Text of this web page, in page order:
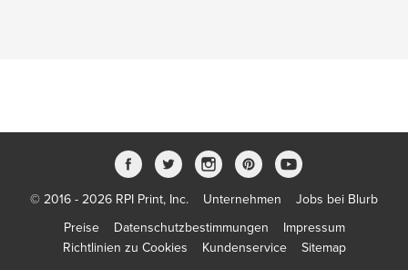
© 2016 - 2026 RPI Print, Inc. Unternehmen
Jobs bei Blurb
Preise
Datenschutzbestimmungen
Impressum
Richtlinien zu Cookies
Kundenservice Sitemap